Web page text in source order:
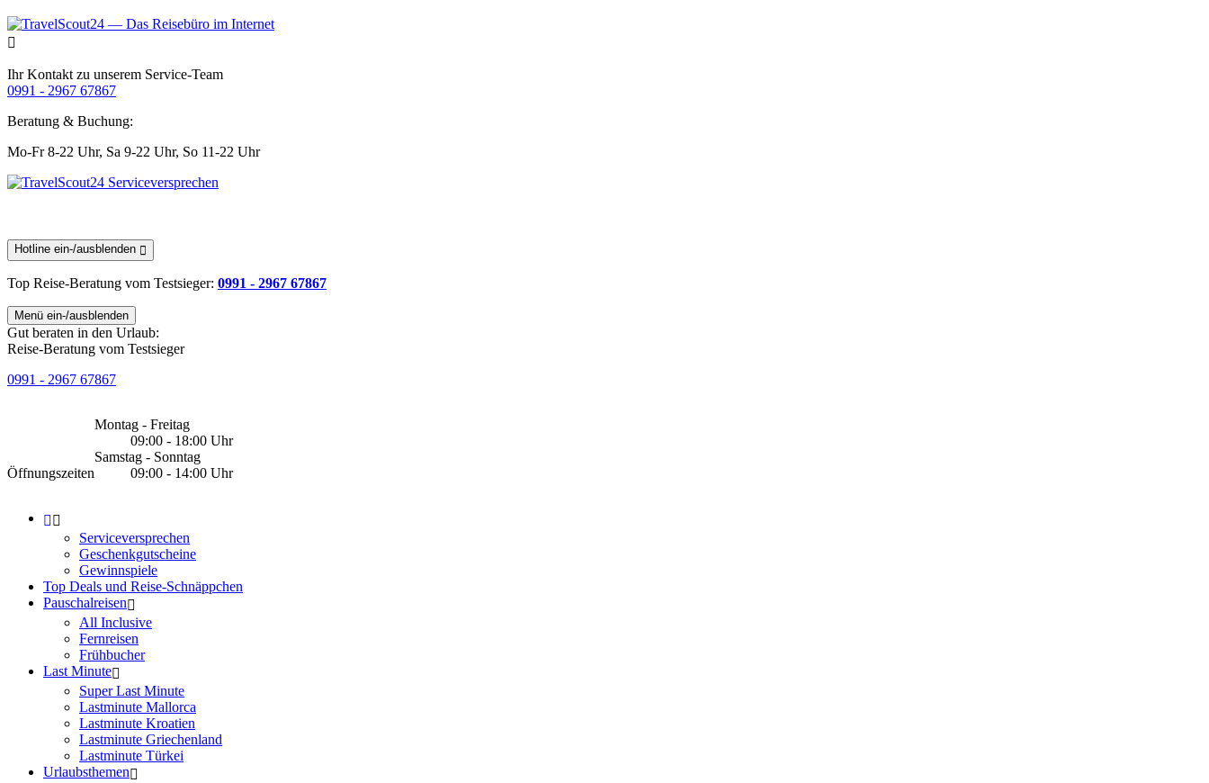
Ihr Kontakt zu unserem Service-Team
0991 - 2967 67867
Beratung & Buchung:
Mo-Fr 8-22 Uhr, Sa 9-22 Uhr, So 11-22 Uhr
Hotline ein-/ausblenden
Top Reise-Beratung vom Testsieger: 0991 - 2967 67867
Menü ein-/ausblenden
Gut beraten in den Urlaub:
Reise-Beratung vom Testsieger
0991 - 2967 67867
Öffnungszeiten
Montag - Freitag
09:00 - 18:00 Uhr
Samstag - Sonntag
09:00 - 14:00 Uhr
Serviceversprechen
Geschenkgutscheine
Gewinnspiele
Top Deals und Reise-Schnäppchen
Pauschalreisen
All Inclusive
Fernreisen
Frühbucher
Last Minute
Super Last Minute
Lastminute Mallorca
Lastminute Kroatien
Lastminute Griechenland
Lastminute Türkei
Urlaubsthemen